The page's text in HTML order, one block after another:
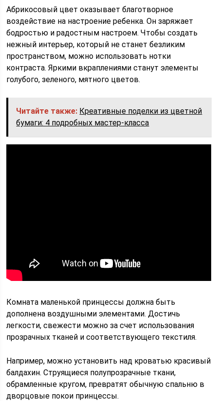
Абрикосовый цвет оказывает благотворное
воздействие на настроение ребенка. Он заряжает
бодростью и радостным настроем. Чтобы создать
нежный интерьер, который не станет безликим
пространством, можно использовать нотки
контраста. Яркими вкраплениями станут элементы
голубого, зеленого, мятного цветов.
Читайте также: Креативные поделки из цветной
бумаги: 4 подробных мастер-класса
Комната маленькой принцессы должна быть
дополнена воздушными элементами. Достичь
легкости, свежести можно за счет использования
прозрачных тканей и соответствующего текстиля.
Например, можно установить над кроватью красивый
балдахин. Струящиеся полупрозрачные ткани,
обрамленные кругом, превратят обычную спальню в
дворцовые покои принцессы.